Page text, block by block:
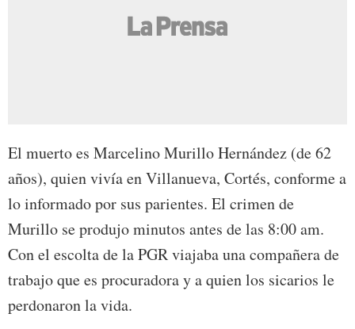
El muerto es Marcelino Murillo Hernández (de 62
años), quien vivía en Villanueva, Cortés, conforme a
lo informado por sus parientes. El crimen de
Murillo se produjo minutos antes de las 8:00 am.
Con el escolta de la PGR viajaba una compañera de
trabajo que es procuradora y a quien los sicarios le
perdonaron la vida.